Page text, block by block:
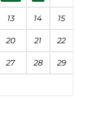
13 14 15
20 21 22
27 28 29